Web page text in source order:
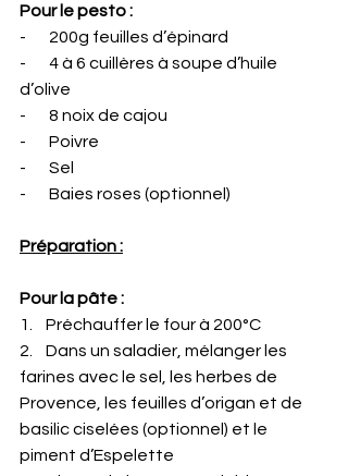
Pour le pesto :
-       200g feuilles d’épinard
-       4 à 6 cuillères à soupe d’huile
d’olive
-       8 noix de cajou
-       Poivre
-       Sel
-       Baies roses (optionnel)
Préparation :
Pour la pâte :
1.    Préchauffer le four à 200°C
2.    Dans un saladier, mélanger les
farines avec le sel, les herbes de
Provence, les feuilles d’origan et de
basilic ciselées (optionnel) et le
piment d’Espelette